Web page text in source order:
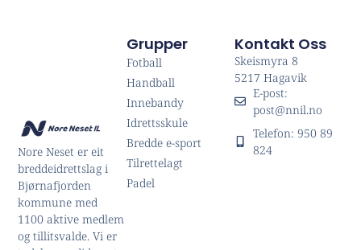
Nore Neset er eit
breddeidrettslag i
Bjørnafjorden
kommune med
1100 aktive medlem
og tillitsvalde. Vi er
Grupper
Fotball
Handball
Innebandy
Idrettsskule
Bredde e-sport
Tilrettelagt
Padel
Kontakt Oss
Skeismyra 8
5217 Hagavik
E-post:
post@nnil.no
Telefon: 950 89
824